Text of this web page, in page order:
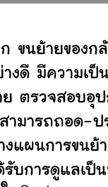
ขนย้ายของก
งดี มีความเป็
ย ตรวจสอบอุ
ามารถถอด-ป
งแผนการขนย้
รับการดูแลเป็